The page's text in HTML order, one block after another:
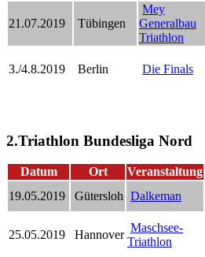
21.07.2019 Tübingen
Mey
Generalbau
Triathlon
3./4.8.2019 Berlin Die Finals
2.Triathlon Bundesliga Nord
Datum Ort Veranstaltung
19.05.2019
Gütersloh Dalkeman
25.05.2019 Hannover
Maschsee-
Triathlon